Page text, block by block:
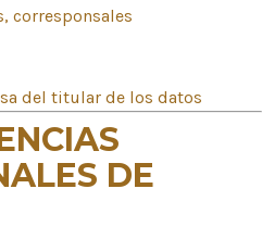
corresponsales
del titular de los datos
DE